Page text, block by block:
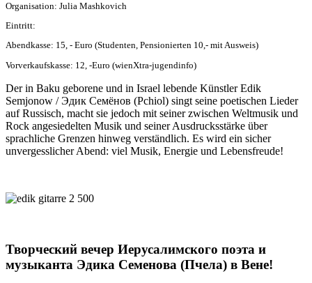
Organisation: Julia Mashkovich
Eintritt:
Abendkasse: 15, - Euro (Studenten, Pensionierten 10,- mit Ausweis)
Vorverkaufskasse: 12, -Euro (wienXtra-jugendinfo)
Der in Baku geborene und in Israel lebende Künstler Edik
Semjonow / Эдик Семёнов (Pchiol) singt seine poetischen Lieder
auf Russisch, macht sie jedoch mit seiner zwischen Weltmusik und
Rock angesiedelten Musik und seiner Ausdrucksstärke über
sprachliche Grenzen hinweg verständlich. Es wird ein sicher
unvergesslicher Abend: viel Musik, Energie und Lebensfreude!
Творческий вечер Иерусалимского поэта и
музыканта Эдика Семенова (Пчела) в Вене!